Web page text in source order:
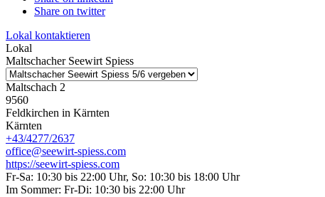
Share on twitter
Lokal kontaktieren
Lokal
Maltschacher Seewirt Spiess
Maltschach 2
9560
Feldkirchen in Kärnten
Kärnten
+43/4277/2637
office@seewirt-spiess.com
https://seewirt-spiess.com
Fr-Sa: 10:30 bis 22:00 Uhr, So: 10:30 bis 18:00 Uhr
Im Sommer: Fr-Di: 10:30 bis 22:00 Uhr